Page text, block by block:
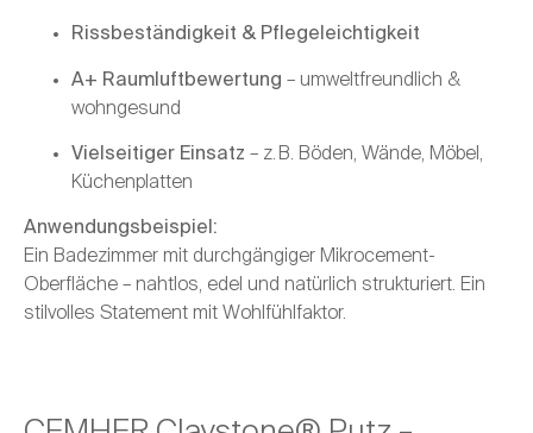
Rissbeständigkeit & Pflegeleichtigkeit
A+ Raumluftbewertung – umweltfreundlich &
wohngesund
Vielseitiger Einsatz – z. B. Böden, Wände, Möbel,
Küchenplatten
Anwendungsbeispiel:
Ein Badezimmer mit durchgängiger Mikrocement-
Oberfläche – nahtlos, edel und natürlich strukturiert. Ein
stilvolles Statement mit Wohlfühlfaktor.